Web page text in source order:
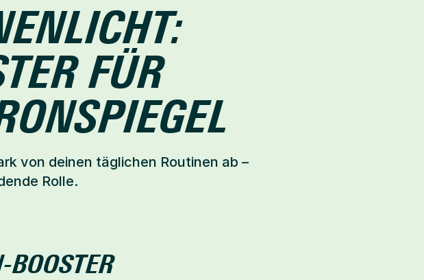
FÜR
von deinen täglichen Routinen ab –
Rolle.
BOOSTER